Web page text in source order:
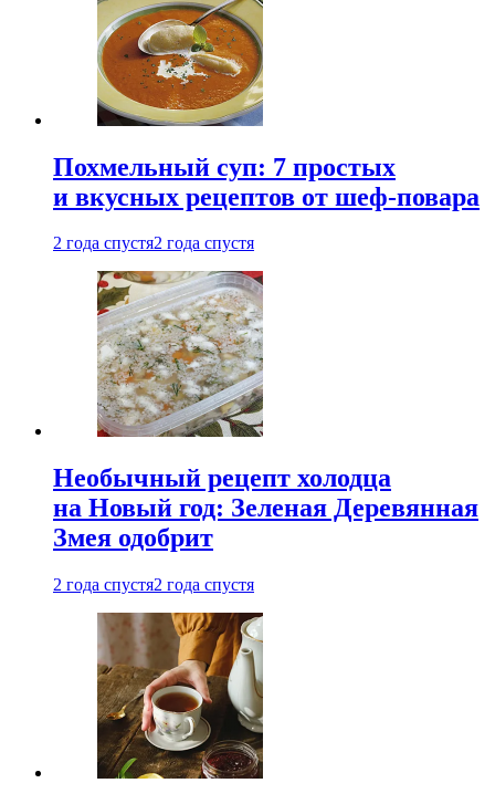
Похмельный суп: 7 простых
и вкусных рецептов от шеф-повара
2 года спустя2 года спустя
Необычный рецепт холодца
на Новый год: Зеленая Деревянная
Змея одобрит
2 года спустя2 года спустя